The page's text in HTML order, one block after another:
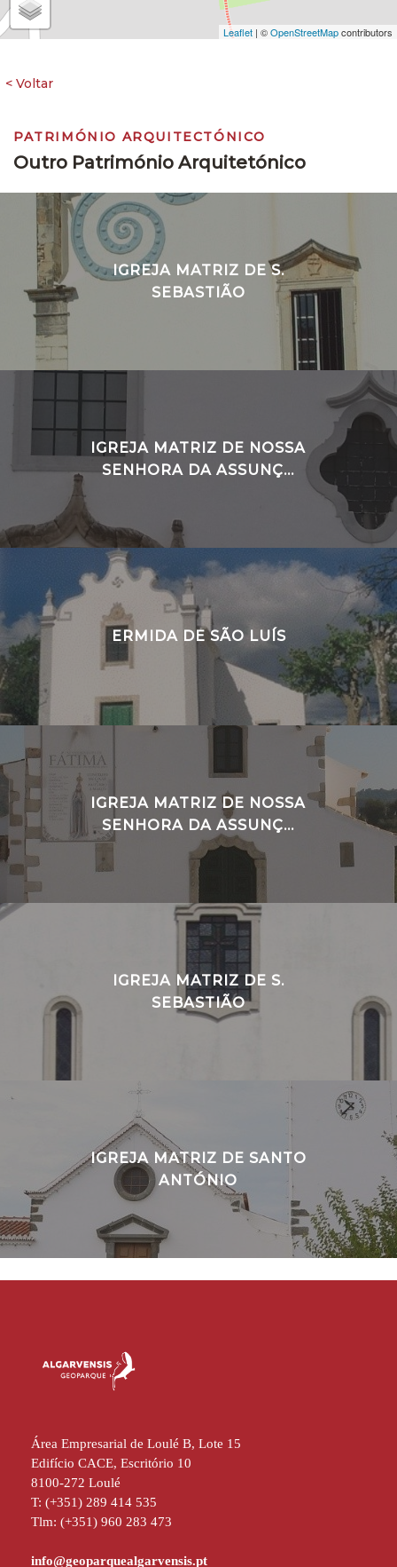
Leaflet | ©OpenStreetMapcontributors
PATRIMÓNIO ARQUITECTÓNICO
Outro Património Arquitetónico
IGREJA MATRIZ DE S.
SEBASTIÃO
IGREJA MATRIZ DE NOSSA
SENHORA DA ASSUNÇ...
ERMIDA DE SÃO LUÍS
IGREJA MATRIZ DE NOSSA
SENHORA DA ASSUNÇ...
IGREJA MATRIZ DE S.
SEBASTIÃO
IGREJA MATRIZ DE SANTO
ANTÓNIO
Área Empresarial de Loulé B, Lote 15
Edifício CACE, Escritório 10
8100-272 Loulé
T: (+351) 289 414 535
Tlm: (+351) 960 283 473